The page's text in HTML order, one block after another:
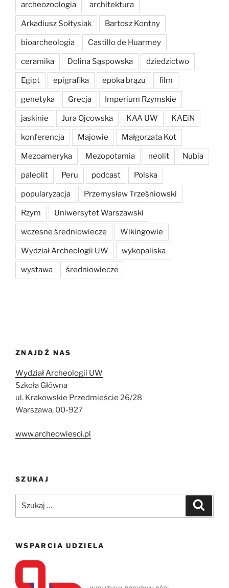
archeozoologia architektura
Arkadiusz Sołtysiak Bartosz Kontny
bioarcheologia Castillo de Huarmey
ceramika Dolina Sąspowska dziedzictwo
Egipt epigrafika epoka brązu film
genetyka Grecja Imperium Rzymskie
jaskinie Jura Ojcowska KAA UW KAEiN
konferencja Majowie Małgorzata Kot
Mezoameryka Mezopotamia neolit Nubia
paleolit Peru podcast Polska
popularyzacja Przemysław Trześniowski
Rzym Uniwersytet Warszawski
wczesne średniowiecze Wikingowie
Wydział Archeologii UW wykopaliska
wystawa średniowiecze
ZNAJDŹ NAS
Wydział Archeologii UW
Szkoła Główna
ul. Krakowskie Przedmieście 26/28
Warszawa, 00-927
www.archeowiesci.pl
SZUKAJ
WSPARCIA UDZIELA